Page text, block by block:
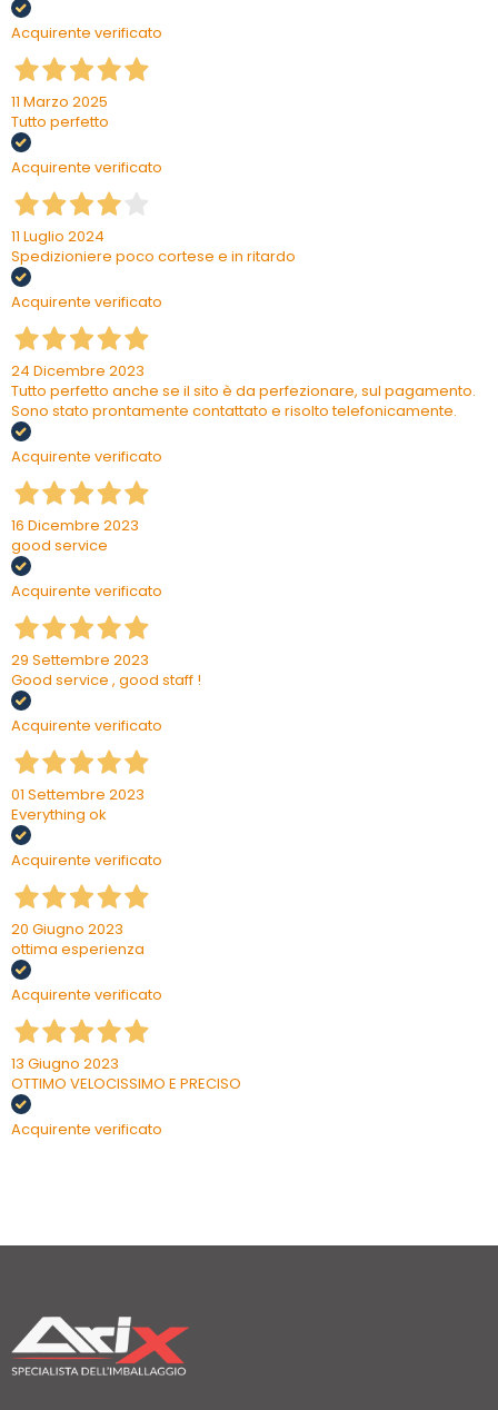
Acquirente verificato
11 Marzo 2025
Tutto perfetto
Acquirente verificato
11 Luglio 2024
Spedizioniere poco cortese e in ritardo
Acquirente verificato
24 Dicembre 2023
Tutto perfetto anche se il sito è da perfezionare, sul pagamento.
Sono stato prontamente contattato e risolto telefonicamente.
Acquirente verificato
16 Dicembre 2023
good service
Acquirente verificato
29 Settembre 2023
Good service , good staff !
Acquirente verificato
01 Settembre 2023
Everything ok
Acquirente verificato
20 Giugno 2023
ottima esperienza
Acquirente verificato
13 Giugno 2023
OTTIMO VELOCISSIMO E PRECISO
Acquirente verificato